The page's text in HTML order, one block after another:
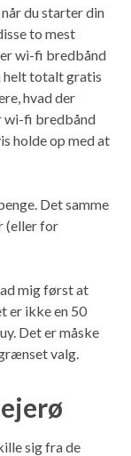
du starter din
to mest
wi-fi bredbånd
helt totalt gratis
hvad der
wi-fi bredbånd
holde op med at
Det samme
(eller for
mig først at
er ikke en 50
Det er måske
valg.
sig fra de